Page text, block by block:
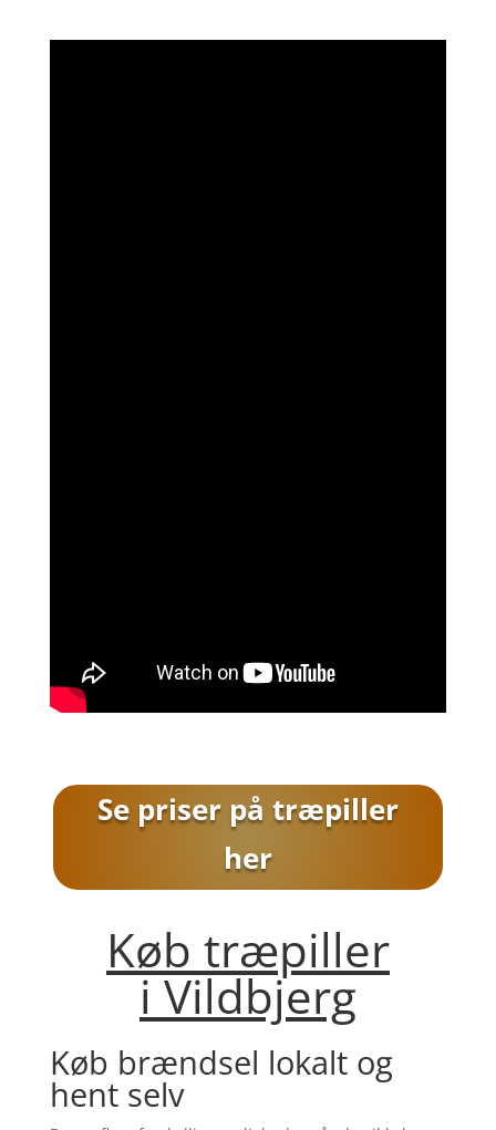
Se priser på træpiller
her
Køb træpiller
iVildbjerg
Køb brændsel lokalt og
hent selv